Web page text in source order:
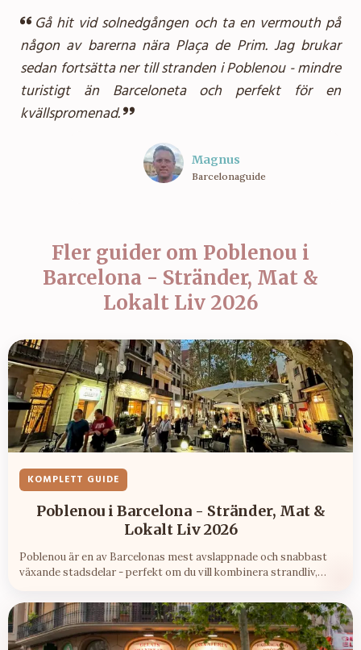
Gå hit vid solnedgången och ta en vermouth på
någon av barerna nära Plaça de Prim. Jag brukar
sedan fortsätta ner till stranden i Poblenou - mindre
turistigt än Barceloneta och perfekt för en
kvällspromenad.
Magnus
Barcelonaguide
Fler guider om Poblenou i
Barcelona - Stränder, Mat &
Lokalt Liv 2026
KOMPLETT GUIDE
Poblenou i Barcelona - Stränder, Mat &
Lokalt Liv 2026
Poblenou är en av Barcelonas mest avslappnade och snabbast
växande stadsdelar - perfekt om du vill kombinera strandliv,